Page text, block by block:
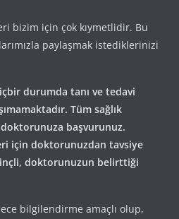
bizim için çok kıymetlidir. Bu
paylaşmak istediklerinizi
durumda tanı ve tedavi
Tüm sağlık
başvurunuz.
için doktorunuzdan tavsiye
doktorunuzun belirttiği
bilgilendirme amaçlı olup,